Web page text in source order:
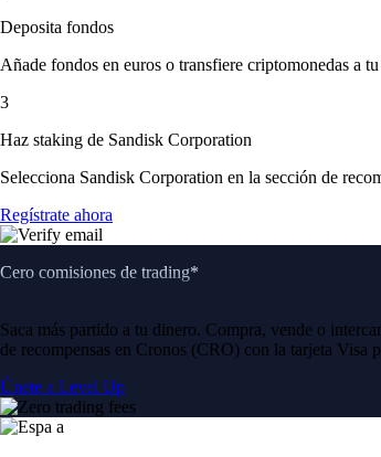
Deposita fondos
Añade fondos en euros o transfiere criptomonedas a
3
Haz staking de Sandisk Corporation
Selecciona Sandisk Corporation en la sección de
Regístrate ahora
Cero comisiones de trading*
Saca más partido a tu dinero. Compra, vende o
de recompensas en Cronos (CRO) con la tarjeta Visa
Únete a Level Up